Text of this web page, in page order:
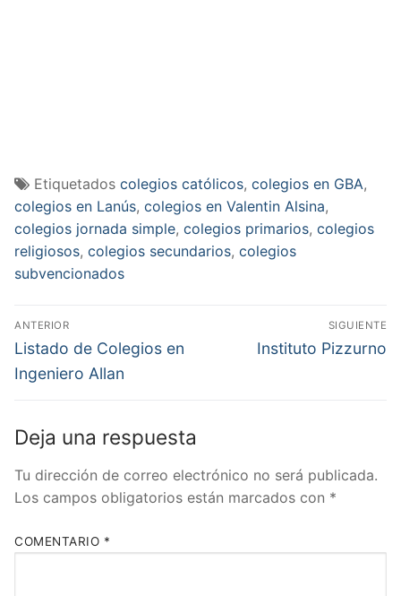
Etiquetados colegios católicos, colegios en GBA,
colegios en Lanús, colegios en Valentin Alsina,
colegios jornada simple, colegios primarios, colegios
religiosos, colegios secundarios, colegios
subvencionados
Navegación
de
entradas
ANTERIOR
Entrada
anterior:
Listado de Colegios en
Ingeniero Allan
SIGUIENTE
Entrada
Instituto Pizzurno
Deja una respuesta
Tu dirección de correo electrónico no será publicada.
Los campos obligatorios están marcados con *
COMENTARIO *